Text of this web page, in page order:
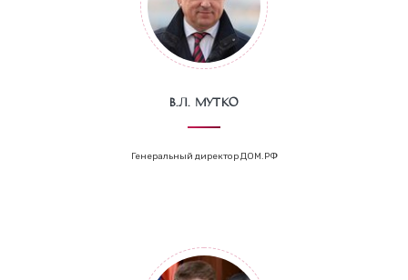
В.Л. Мутко
Генеральный директор ДОМ.РФ